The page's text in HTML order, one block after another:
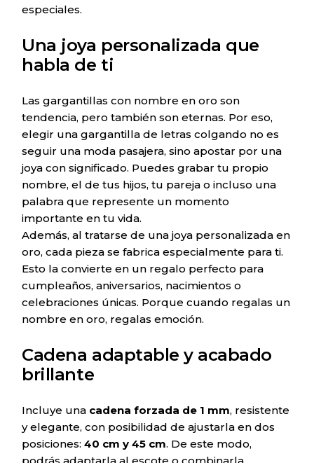
especiales.
Una joya personalizada que
habla de ti
Las gargantillas con nombre en oro son
tendencia, pero también son eternas. Por eso,
elegir una gargantilla de letras colgando no es
seguir una moda pasajera, sino apostar por una
joya con significado. Puedes grabar tu propio
nombre, el de tus hijos, tu pareja o incluso una
palabra que represente un momento
importante en tu vida.
Además, al tratarse de una joya personalizada en
oro, cada pieza se fabrica especialmente para ti.
Esto la convierte en un regalo perfecto para
cumpleaños, aniversarios, nacimientos o
celebraciones únicas. Porque cuando regalas un
nombre en oro, regalas emoción.
Cadena adaptable y acabado
brillante
Incluye una cadena forzada de 1 mm, resistente
y elegante, con posibilidad de ajustarla en dos
posiciones:40 cm y 45 cm. De este modo,